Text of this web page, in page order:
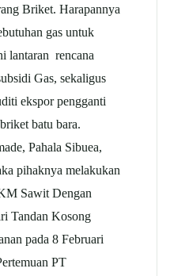
Briket. Harapannya
gas untuk
lantaran rencana
Gas, sekaligus
ekspor pengganti
batu bara.
Pahala Sibuea,
pihaknya melakukan
Sawit Dengan
Tandan Kosong
pada 8 Februari
PT